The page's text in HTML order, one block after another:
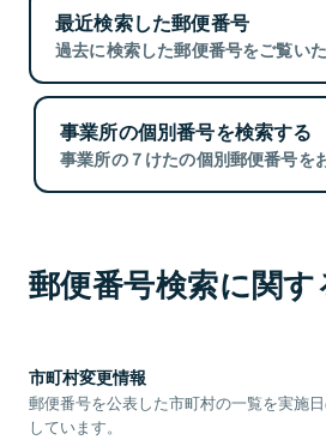
最近検索した郵便番号
過去に検索した郵便番号をご覧いた
事業所の個別番号を検索する
事業所の７けたの個別郵便番号を
郵便番号検索に関す
市町村変更情報
郵便番号を公表した市町村の一覧を実施
しています。